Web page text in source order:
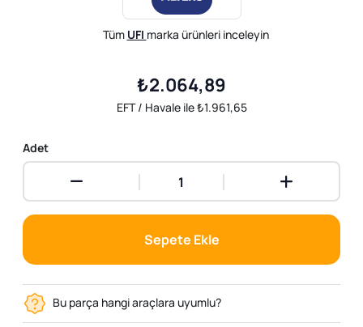
Tüm UFI marka ürünleri inceleyin
₺2.064,89
EFT / Havale ile ₺1.961,65
Adet
Sepete Ekle
Bu parça hangi araçlara uyumlu?